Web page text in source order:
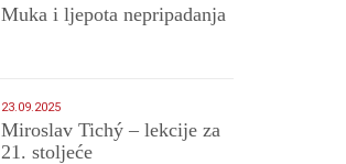
Muka i ljepota nepripadanja
23.09.2025
Miroslav Tichý – lekcije za
21. stoljeće